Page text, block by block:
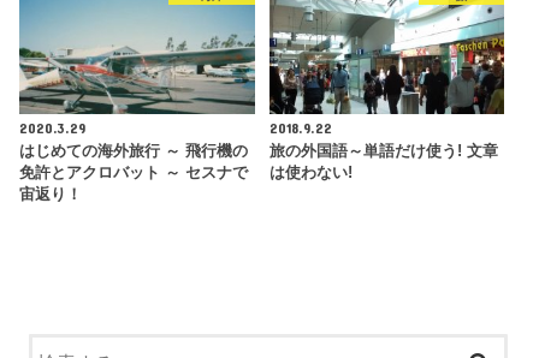
2020.3.29
はじめての海外旅行 ～ 飛行機の
免許とアクロバット ～ セスナで
宙返り！
2018.9.22
旅の外国語～単語だけ使う! 文章
は使わない!